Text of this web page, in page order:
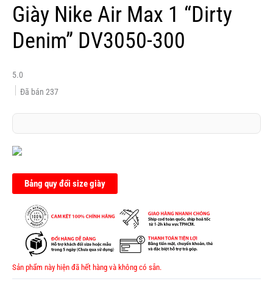
Giày Nike Air Max 1 “Dirty
Denim” DV3050-300
5.0
Đã bán 237
Bảng quy đổi size giày
Sản phẩm này hiện đã hết hàng và không có sẵn.